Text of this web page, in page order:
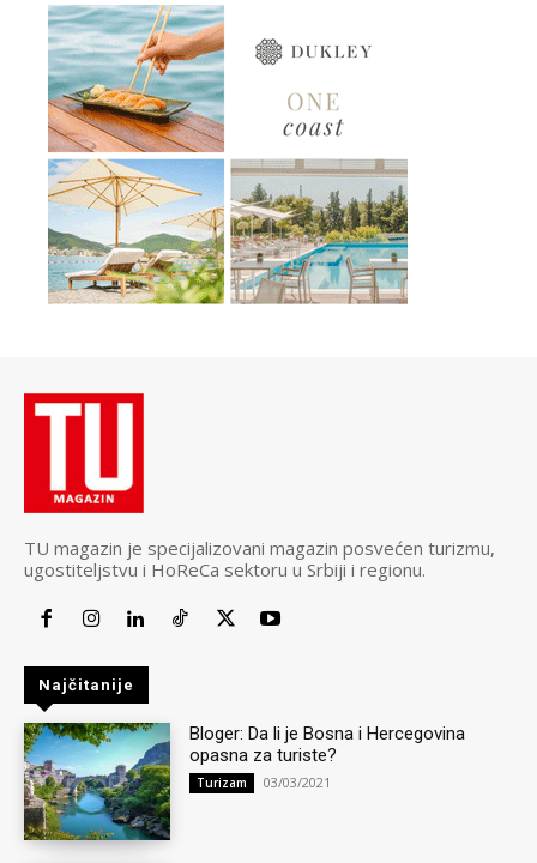
TU magazin je specijalizovani magazin posvećen turizmu,
ugostiteljstvu i HoReCa sektoru u Srbiji i regionu.
Najčitanije
Bloger: Da li je Bosna i Hercegovina
opasna za turiste?
Turizam 03/03/2021